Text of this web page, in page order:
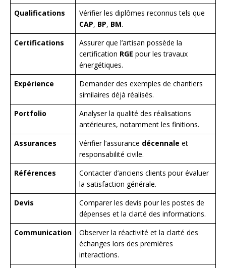
Qualifications
Vérifier les diplômes reconnus tels que
CAP, BP, BM.
Certifications
Assurer que l’artisan possède la
certification RGE pour les travaux
énergétiques.
Expérience
Demander des exemples de chantiers
similaires déjà réalisés.
Portfolio
Analyser la qualité des réalisations
antérieures, notamment les finitions.
Assurances
Vérifier l’assurance décennale et
responsabilité civile.
Références
Contacter d’anciens clients pour évaluer
la satisfaction générale.
Devis
Comparer les devis pour les postes de
dépenses et la clarté des informations.
Communication
Observer la réactivité et la clarté des
échanges lors des premières
interactions.